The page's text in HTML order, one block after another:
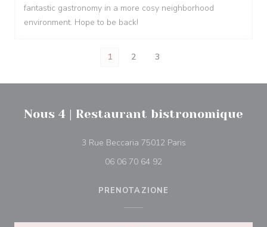
fantastic gastronomy in a more cosy neighborhood
environment. Hope to be back!
1 2 3
Nous 4 | Restaurant bistronomique
3 Rue Beccaria 75012 Paris((apre una nuova
06 06 70 64 92
PRENOTAZIONE